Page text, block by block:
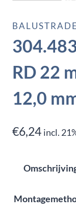
RD 22
12,0
€6,24 incl.